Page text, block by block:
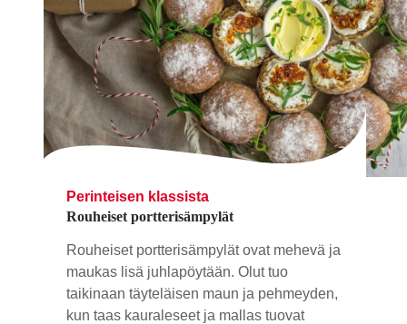
Perinteisen klassista
Rouheiset portterisämpylät
Rouheiset portterisämpylät ovat mehevä ja
maukas lisä juhlapöytään. Olut tuo
taikinaan täyteläisen maun ja pehmeyden,
kun taas kauraleseet ja mallas tuovat